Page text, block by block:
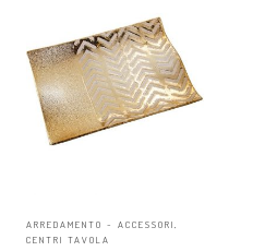
ARREDAMENTO - ACCESSORI
CENTRI TAVOLA